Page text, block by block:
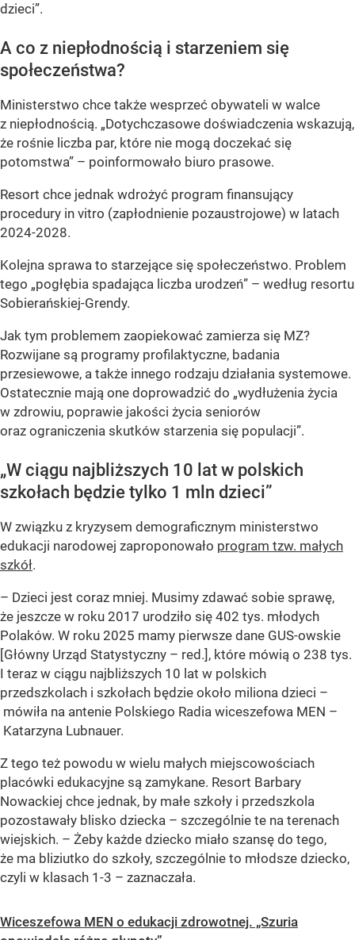
dzieci”.
A co z niepłodnością i starzeniem się
społeczeństwa?
Ministerstwo chce także wesprzeć obywateli w walce
z niepłodnością. „Dotychczasowe doświadczenia wskazują,
że rośnie liczba par, które nie mogą doczekać się
potomstwa” – poinformowało biuro prasowe.
Resort chce jednak wdrożyć program finansujący
procedury in vitro (zapłodnienie pozaustrojowe) w latach
2024-2028.
Kolejna sprawa to starzejące się społeczeństwo. Problem
tego „pogłębia spadająca liczba urodzeń” – według resortu
Sobierańskiej-Grendy.
Jak tym problemem zaopiekować zamierza się MZ?
Rozwijane są programy profilaktyczne, badania
przesiewowe, a także innego rodzaju działania systemowe.
Ostatecznie mają one doprowadzić do „wydłużenia życia
w zdrowiu, poprawie jakości życia seniorów
oraz ograniczenia skutków starzenia się populacji”.
„W ciągu najbliższych 10 lat w polskich
szkołach będzie tylko 1 mln dzieci”
W związku z kryzysem demograficznym ministerstwo
edukacji narodowej zaproponowało program tzw. małych
szkół.
– Dzieci jest coraz mniej. Musimy zdawać sobie sprawę,
że jeszcze w roku 2017 urodziło się 402 tys. młodych
Polaków. W roku 2025 mamy pierwsze dane GUS-owskie
[Główny Urząd Statystyczny – red.], które mówią o 238 tys.
I teraz w ciągu najbliższych 10 lat w polskich
przedszkolach i szkołach będzie około miliona dzieci –
mówiła na antenie Polskiego Radia wiceszefowa MEN –
Katarzyna Lubnauer.
Z tego też powodu w wielu małych miejscowościach
placówki edukacyjne są zamykane. Resort Barbary
Nowackiej chce jednak, by małe szkoły i przedszkola
pozostawały blisko dziecka – szczególnie te na terenach
wiejskich. – Żeby każde dziecko miało szansę do tego,
że ma bliziutko do szkoły, szczególnie to młodsze dziecko,
czyli w klasach 1-3 – zaznaczała.
Wiceszefowa MEN o edukacji zdrowotnej. „Szuria